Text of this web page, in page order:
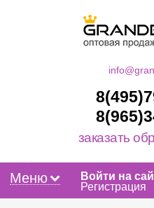
заказать
Меню
Войти на
Регистрация